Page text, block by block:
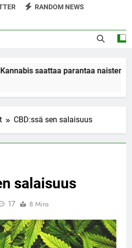
RANDOM NEWS
saattaa parantaa naisten
CBD:ssä sen salaisuus
salaisuus
17 8 Mins